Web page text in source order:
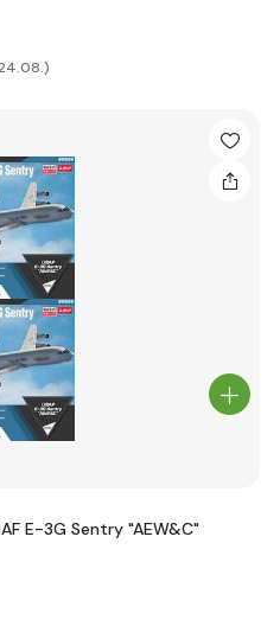
E-3G Sentry "AEW&C"